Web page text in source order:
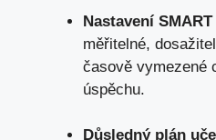
Nastavení
měřitelné,
časově vymezené
úspěchu.
Důsledný plán